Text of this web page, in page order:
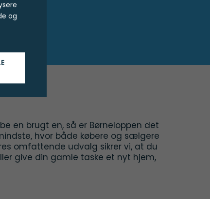
en brugt en, så er Børneloppen det
hvor både købere og sælgere
omfattende udvalg sikrer vi, at du
give din gamle taske et nyt hjem,
og